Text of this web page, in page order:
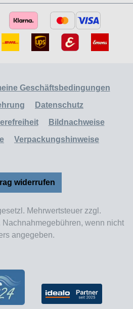
Geschäftsbedingungen
Datenschutz
Bildnachweise
Verpackungshinweise
widerrufen
Mehrwertsteuer zzgl.
Nachnahmegebühren, wenn nicht
angegeben.